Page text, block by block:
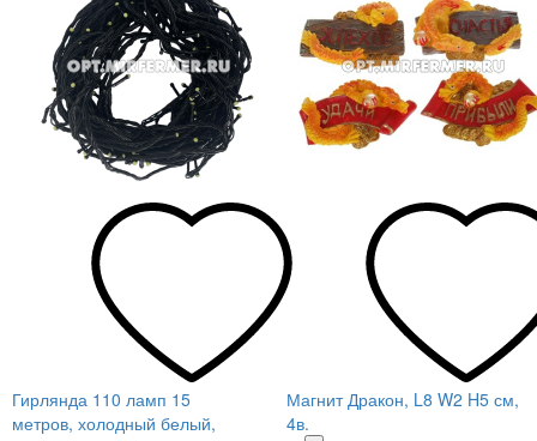
Гирлянда 110 ламп 15
метров, холодный белый,
Магнит Дракон, L8 W2 H5 см,
4в.